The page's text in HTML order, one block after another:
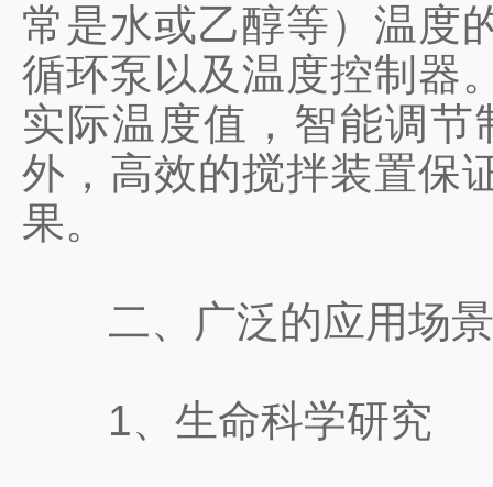
常是水或乙醇等）温度
循环泵以及温度控制器
实际温度值，智能调
外，高效的搅拌装置保
果。
二、广泛的应用场景
1、生命科学研究